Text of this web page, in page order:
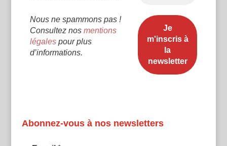
Nous ne spammons pas !
Consultez nos mentions
légalespour plus
d’informations.
Abonnez-vous à nos newsletters